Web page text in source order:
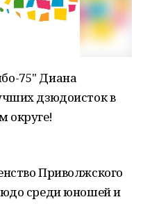
75" Диана
дзюдоисток в
округе!
Приволжского
среди юношей и